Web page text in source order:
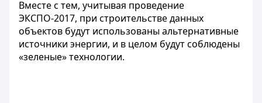
Вместе с тем, учитывая проведение
ЭКСПО-2017, при строительстве данных
объектов будут использованы альтернативные
источники энергии, и в целом будут соблюдены
«зеленые» технологии.